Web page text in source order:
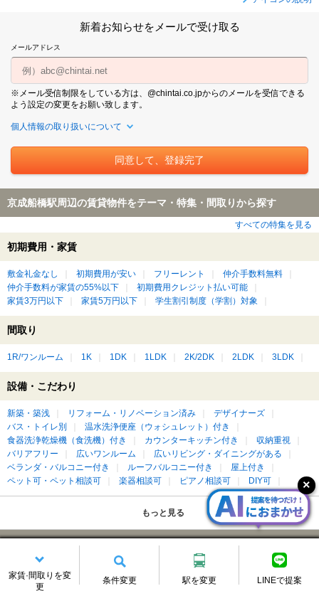
家賃·間取りを変
更
条件変更 駅を変更 LINEで提案
新着お知らせをメールで受け取る
メールアドレス
※メール受信制限をしている方は、@chintai.co.jpからのメールを受信できる
よう設定の変更をお願い致します。
個人情報の取り扱いについて
京成船橋駅周辺の賃貸物件をテーマ・特集・間取りから探す
すべての特集を見る
初期費用・家賃
敷金礼金なし 初期費用が安い フリーレント
仲介手数料無料
仲介手数料が家賃の55%以下
初期費用クレジット払い可能
家賃3万円以下
家賃5万円以下 学生割引制度（学割）対象
間取り
1R/ワンルーム 1K 1DK 1LDK 2K/2DK 2LDK 3LDK
設備・こだわり
新築・築浅 リフォーム・リノベーション済み
デザイナーズ
バス・トイレ別
温水洗浄便座（ウォシュレット）付き
食器洗浄乾燥機（食洗機）付き
カウンターキッチン付き
収納重視
バリアフリー
広いワンルーム
広いリビング・ダイニングがある
ベランダ・バルコニー付き
ルーフバルコニー付き
屋上付き
ペット可・ペット相談可
楽器相談可 ピアノ相談可 DIY可
もっと見る
京成船橋駅の賃貸物件を建物種別に絞って探す
アパート